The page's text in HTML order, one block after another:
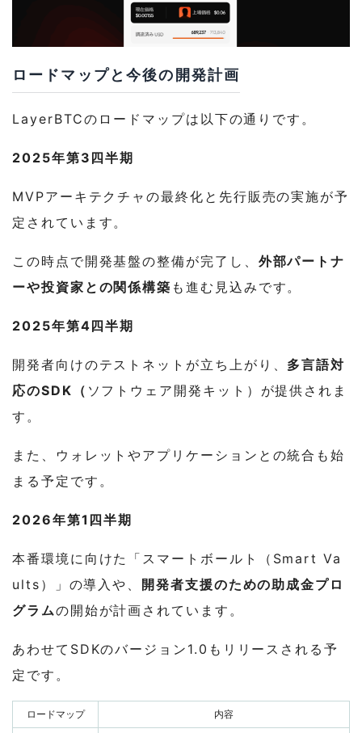
ロードマップと今後の開発計画
LayerBTCのロードマップは以下の通りです。
2025年第3四半期
MVPアーキテクチャの最終化と先行販売の実施が予
定されています。
この時点で開発基盤の整備が完了し、 外部パートナ
ーや投資家との関係構築 も進む見込みです。
2025年第4四半期
開発者向けのテストネットが立ち上がり、 多言語対
応のSDK（ ソフトウェア開発キット）が提供されま
す。
また、ウォレットやアプリケーションとの統合も始
まる予定です。
2026年第1四半期
本番環境に向けた「スマートボールト（Smart Va
ults）」の導入や、 開発者支援のための助成金プロ
グラムの開始が計画されています。
あわせてSDKのバージョン1.0もリリースされる予
定です。
ロードマップ 内容